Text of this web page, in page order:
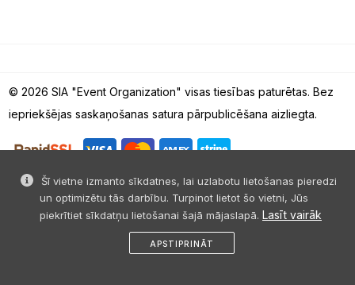
Šī vietne izmanto sīkdatnes, lai uzlabotu lietošanas pieredzi
un optimizētu tās darbību. Turpinot lietot šo vietni, Jūs
piekrītiet sīkdatņu lietošanai šajā mājaslapā. Lasīt vairāk
APSTIPRINĀT
© 2026 SIA "Event Organization" visas tiesības paturētas. Bez
iepriekšējas saskaņošanas satura pārpublicēšana aizliegta.